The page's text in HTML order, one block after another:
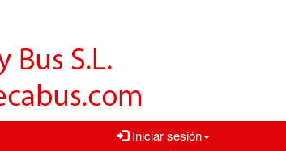
Iniciar sesión